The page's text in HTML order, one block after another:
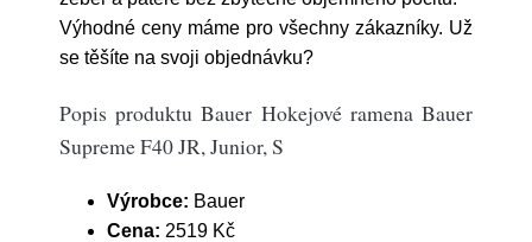
Výhodné ceny máme pro všechny zákazníky. Už
se těšíte na svoji objednávku?
Popis produktu Bauer Hokejové ramena Bauer
Supreme F40 JR, Junior, S
Výrobce: Bauer
Cena: 2519 Kč